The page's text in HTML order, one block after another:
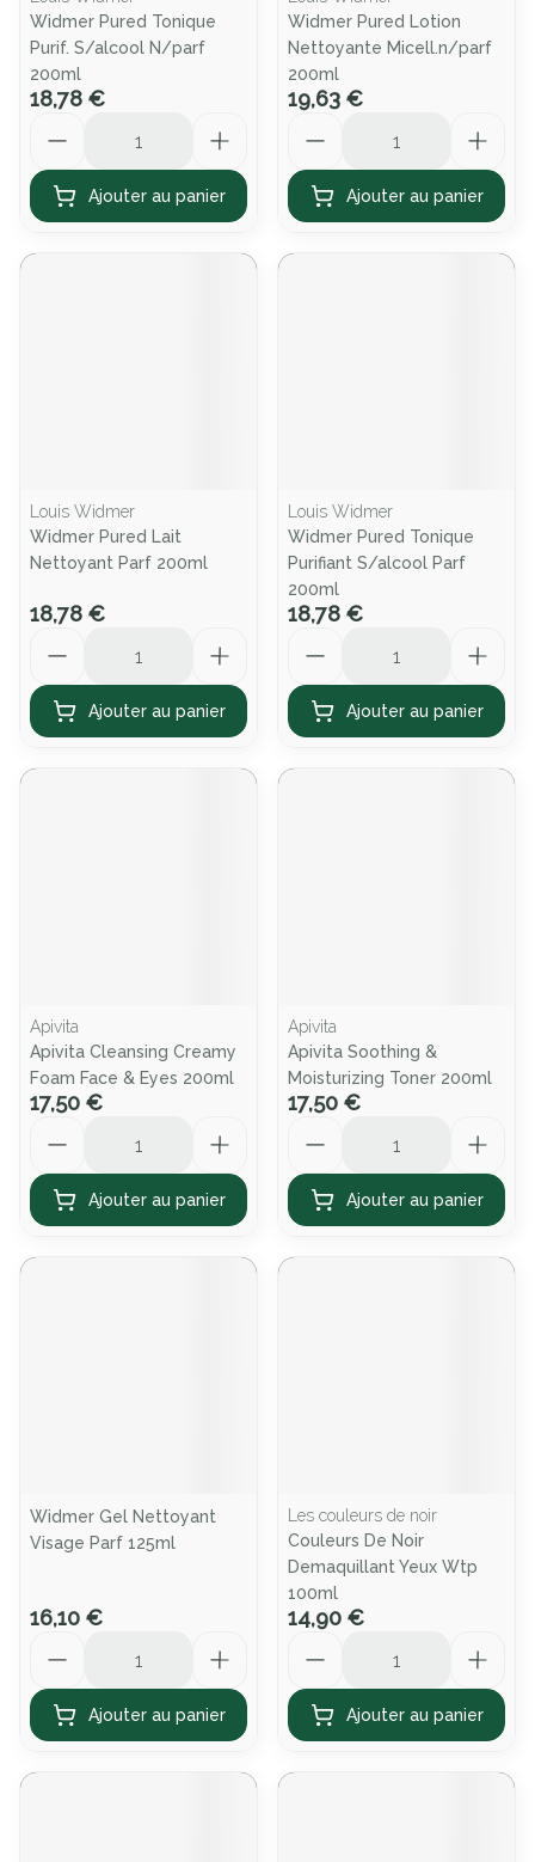
Widmer Pured Tonique
Purif. S/alcool N/parf
200ml
18,78 €
Ajouter au panier
Widmer Pured Lotion
Nettoyante Micell.n/parf
200ml
19,63 €
Ajouter au panier
Louis Widmer
Widmer Pured Lait
Nettoyant Parf 200ml
18,78 €
Ajouter au panier
Louis Widmer
Widmer Pured Tonique
Purifiant S/alcool Parf
200ml
18,78 €
Ajouter au panier
Apivita
Apivita Cleansing Creamy
Foam Face & Eyes 200ml
17,50 €
Ajouter au panier
Apivita
Apivita Soothing &
Moisturizing Toner 200ml
17,50 €
Ajouter au panier
Widmer Gel Nettoyant
Visage Parf 125ml
16,10 €
Ajouter au panier
Les couleurs de noir
Couleurs De Noir
Demaquillant Yeux Wtp
100ml
14,90 €
Ajouter au panier